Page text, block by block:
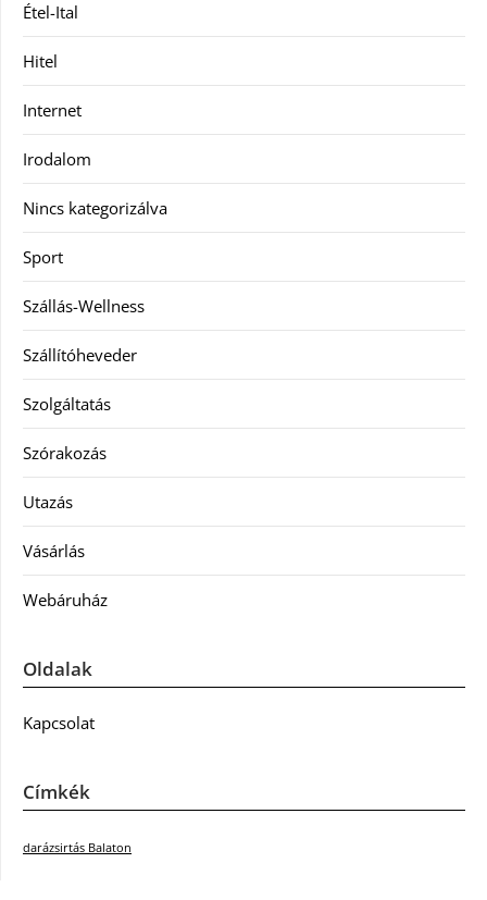
Étel-Ital
Hitel
Internet
Irodalom
Nincs kategorizálva
Sport
Szállás-Wellness
Szállítóheveder
Szolgáltatás
Szórakozás
Utazás
Vásárlás
Webáruház
Oldalak
Kapcsolat
Címkék
darázsirtás Balaton